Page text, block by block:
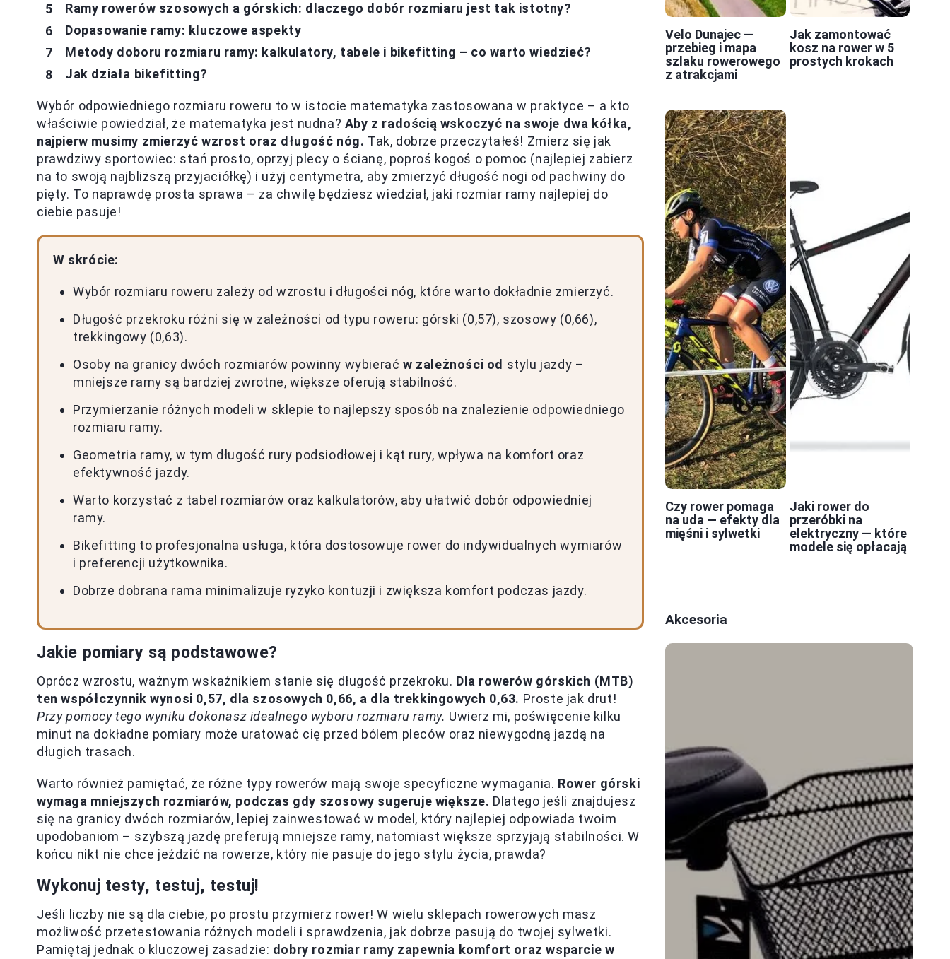
Ramy rowerów szosowych a górskich: dlaczego dobór rozmiaru jest tak istotny?
Dopasowanie ramy: kluczowe aspekty
Metody doboru rozmiaru ramy: kalkulatory, tabele i bikefitting – co warto wiedzieć?
Jak działa bikefitting?
Wybór odpowiedniego rozmiaru roweru to w istocie matematyka zastosowana w praktyce – a kto
właściwie powiedział, że matematyka jest nudna? Aby z radością wskoczyć na swoje dwa kółka,
najpierw musimy zmierzyć wzrost oraz długość nóg. Tak, dobrze przeczytałeś! Zmierz się jak
prawdziwy sportowiec: stań prosto, oprzyj plecy o ścianę, poproś kogoś o pomoc (najlepiej zabierz
na to swoją najbliższą przyjaciółkę) i użyj centymetra, aby zmierzyć długość nogi od pachwiny do
pięty. To naprawdę prosta sprawa – za chwilę będziesz wiedział, jaki rozmiar ramy najlepiej do
ciebie pasuje!
W skrócie:
Wybór rozmiaru roweru zależy od wzrostu i długości nóg, które warto dokładnie zmierzyć.
Długość przekroku różni się w zależności od typu roweru: górski (0,57), szosowy (0,66),
trekkingowy (0,63).
Osoby na granicy dwóch rozmiarów powinny wybierać w zależności od stylu jazdy –
mniejsze ramy są bardziej zwrotne, większe oferują stabilność.
Przymierzanie różnych modeli w sklepie to najlepszy sposób na znalezienie odpowiedniego
rozmiaru ramy.
Geometria ramy, w tym długość rury podsiodłowej i kąt rury, wpływa na komfort oraz
efektywność jazdy.
Warto korzystać z tabel rozmiarów oraz kalkulatorów, aby ułatwić dobór odpowiedniej
ramy.
Bikefitting to profesjonalna usługa, która dostosowuje rower do indywidualnych wymiarów
i preferencji użytkownika.
Dobrze dobrana rama minimalizuje ryzyko kontuzji i zwiększa komfort podczas jazdy.
Jakie pomiary są podstawowe?
Oprócz wzrostu, ważnym wskaźnikiem stanie się długość przekroku. Dla rowerów górskich (MTB)
ten współczynnik wynosi 0,57, dla szosowych 0,66, a dla trekkingowych 0,63. Proste jak drut!
Przy pomocy tego wyniku dokonasz idealnego wyboru rozmiaru ramy. Uwierz mi, poświęcenie kilku
minut na dokładne pomiary może uratować cię przed bólem pleców oraz niewygodną jazdą na
długich trasach.
Warto również pamiętać, że różne typy rowerów mają swoje specyficzne wymagania. Rower górski
wymaga mniejszych rozmiarów, podczas gdy szosowy sugeruje większe. Dlatego jeśli znajdujesz
się na granicy dwóch rozmiarów, lepiej zainwestować w model, który najlepiej odpowiada twoim
upodobaniom – szybszą jazdę preferują mniejsze ramy, natomiast większe sprzyjają stabilności. W
końcu nikt nie chce jeździć na rowerze, który nie pasuje do jego stylu życia, prawda?
Wykonuj testy, testuj, testuj!
Jeśli liczby nie są dla ciebie, po prostu przymierz rower! W wielu sklepach rowerowych masz
możliwość przetestowania różnych modeli i sprawdzenia, jak dobrze pasują do twojej sylwetki.
Pamiętaj jednak o kluczowej zasadzie: dobry rozmiar ramy zapewnia komfort oraz wsparcie w
Velo Dunajec —
przebieg i mapa
szlaku rowerowego
z atrakcjami
Jak zamontować
kosz na rower w 5
prostych krokach
Czy rower pomaga
na uda — efekty dla
mięśni i sylwetki
Jaki rower do
przeróbki na
elektryczny — które
modele się opłacają
Akcesoria